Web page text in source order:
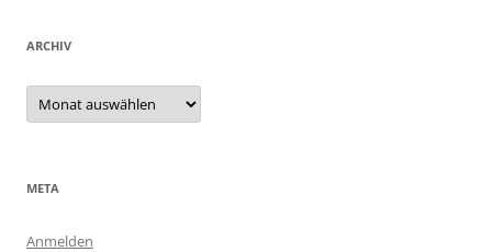
ARCHIV
Archiv
META
Anmelden